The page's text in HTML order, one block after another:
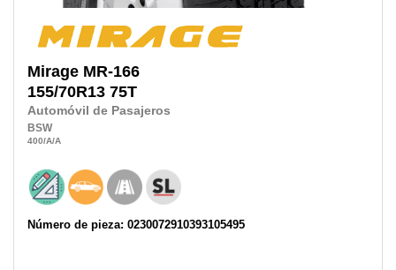
Mirage MR-166
155/70R13 75T
Automóvil de Pasajeros
BSW
400/A/A
Número de pieza: 0230072910393105495